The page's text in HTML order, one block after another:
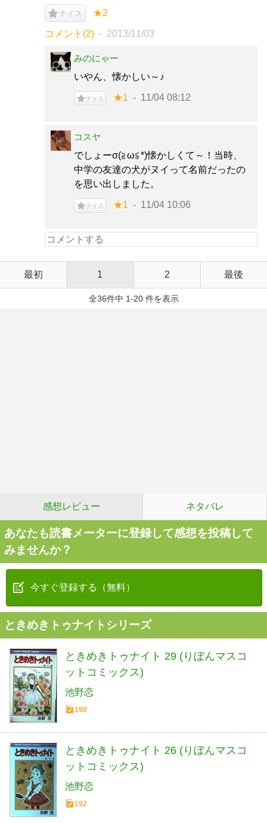
ナイス ★2
コメント(2) 2013/11/03
みのにゃー
いやん、懐かしい～♪
ナイス ★1 11/04 08:12
コスヤ
でしょーσ(≧ω≦*)懐かしくて～！当時、
中学の友達の犬がヌイって名前だったの
を思い出しました。
ナイス ★1 11/04 10:06
最初 1 2 最後
全36件中 1-20 件を表示
感想レビュー ネタバレ
あなたも読書メーターに登録して感想を投稿して
みませんか？
今すぐ登録する（無料）
ときめきトゥナイトシリーズ
ときめきトゥナイト 29 (りぼんマスコ
ットコミックス)
池野恋
198
ときめきトゥナイト 26 (りぼんマスコ
ットコミックス)
池野恋
192